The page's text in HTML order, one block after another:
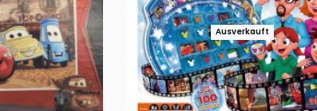
Ausverkauft